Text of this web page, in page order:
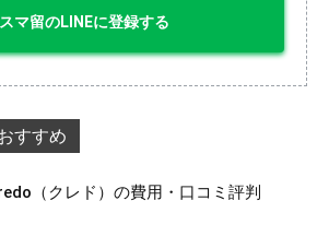
スマ留のLINEに登録する
すすめ
（クレド）の費用・口コミ評判